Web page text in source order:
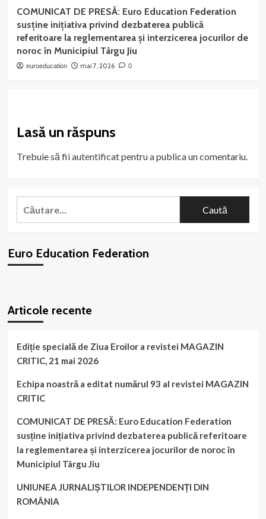
COMUNICAT DE PRESĂ: Euro Education Federation
susține inițiativa privind dezbaterea publică
referitoare la reglementarea și interzicerea jocurilor de
noroc în Municipiul Târgu Jiu
euroeducation mai 7, 2026 0
Lasă un răspuns
Trebuie să fiiautentificatpentru a publica un comentariu.
Caută
Euro Education Federation
Articole recente
Ediție specială de Ziua Eroilor a revistei MAGAZIN
CRITIC, 21 mai 2026
Echipa noastră a editat numărul 93 al revistei MAGAZIN
CRITIC
COMUNICAT DE PRESĂ: Euro Education Federation
susține inițiativa privind dezbaterea publică referitoare
la reglementarea și interzicerea jocurilor de noroc în
Municipiul Târgu Jiu
UNIUNEA JURNALIȘTILOR INDEPENDENȚI DIN
ROMÂNIA